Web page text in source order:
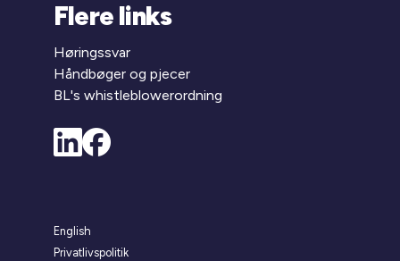
Flere links
Høringssvar
Håndbøger og pjecer
BL's whistleblowerordning
English
Privatlivspolitik